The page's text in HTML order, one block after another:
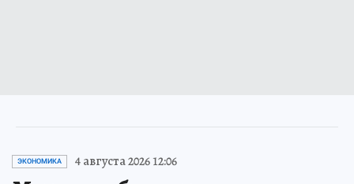
ЭКОНОМИКА 4 августа 2026 12:06